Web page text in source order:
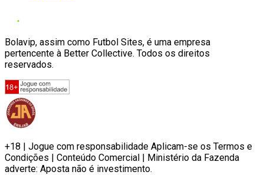
Bolavip, assim como Futbol Sites, é uma empresa
pertencente à Better Collective. Todos os direitos
reservados.
+18 | Jogue com responsabilidade Aplicam-se os Termos e
Condições | Conteúdo Comercial | Ministério da Fazenda
adverte: Aposta não é investimento.